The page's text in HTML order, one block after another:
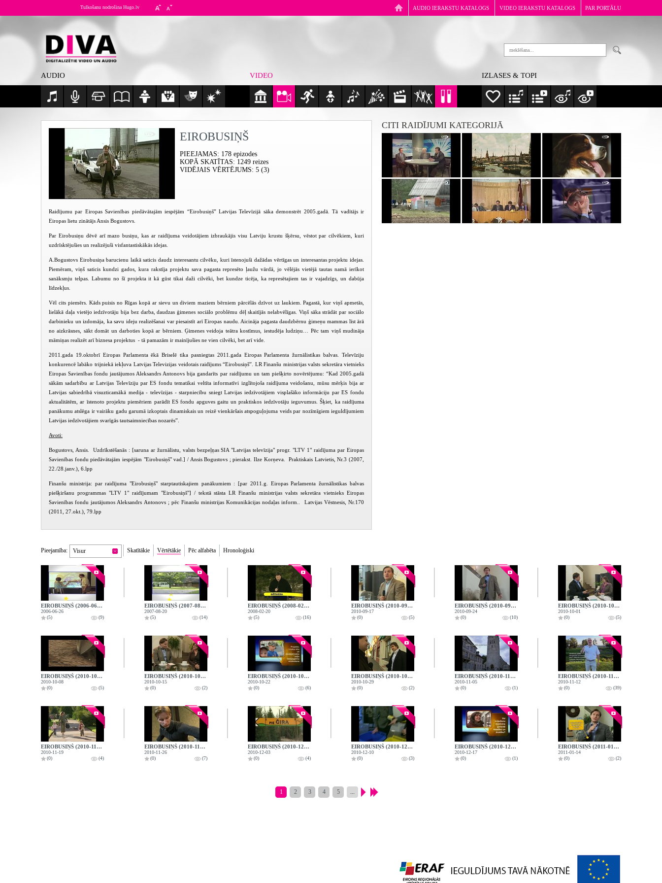
AUDIO IERAKSTU KATALOGS VIDEO IERAKSTU KATALOGS PAR PORTĀLU
Tulkošanu nodrošina Hugo.lv
AUDIO VIDEO IZLASES & TOPI
EIROBUSIŅŠ
PIEEJAMAS: 178 epizodes
KOPĀ SKATĪTAS: 1249 reizes
VIDĒJAIS VĒRTĒJUMS: 5 (3)
Raidījumu par Eiropas Savienības piedāvātajām iespējām “Eirobusiņš” Latvijas Televīzijā sāka demonstrēt 2005.gadā. Tā vadītājs ir
Eiropas lietu zinātājs Ansis Bogustovs.
Par Eirobusiņu dēvē arī mazo busiņu, kas ar raidījuma veidotājiem izbraukājis visu Latviju krustu šķērsu, vēstot par cilvēkiem, kuri
uzdrīsktējušies un realizējuši visfantastiskākās idejas.
A.Bogustovs Eirobusiņa barucienu laikā saticis daudz interesantu cilvēku, kuri īstenojuši dažādas vērtīgas un interesantas projektu idejas.
Piemēram, viņš saticis kundzi gados, kura rakstīja projektu sava pagasta represēto ļaužu vārdā, jo vēlējās vietējā tautas namā ierīkot
sanāksmju telpas. Labumu no šī projekta it kā gūst tikai daži cilvēki, bet kundze ticēja, ka represētajiem tas ir vajadzīgs, un dabūja
līdzekļus.
Vēl cits piemērs. Kāds puisis no Rīgas kopā ar sievu un diviem maziem bērniem pārcēlās dzīvot uz laukiem. Pagastā, kur viņš apmetās,
lielākā daļa vietējo iedzīvotāju bija bez darba, daudzas ģimenes sociālo problēmu dēļ skaitījās nelabvēlīgas. Viņš sāka strādāt par sociālo
darbinieku un izdomāja, ka savu ideju realizēšanai var piesaistīt arī Eiropas naudu. Aicināja pagasta daudzbērnu ģimeņu mammas līst ārā
no aizkrāsnes, sākt domāt un darboties kopā ar bērniem. Ģimenes veidoja teātra kostīmus, iestudēja ludziņu… Pēc tam viņš mudināja
māmiņas realizēt arī biznesa projektus - tā pamazām ir mainījušies ne vien cilvēki, bet arī vide.
2011.gada 19.oktobrī Eiropas Parlamenta ēkā Briselē tika pasniegtas 2011.gada Eiropas Parlamenta žurnālistikas balvas. Televīziju
konkurencē labāko trijniekā iekļuva Latvijas Televizijas veidotais raidījums “Eirobusiņš”. LR Finanšu ministrijas valsts sekretāra vietnieks
Eiropas Savienības fondu jautājumos Aleksandrs Antonovs bija gandarīts par raidījumu un tam piešķirto novērtējumu: “Kad 2005.gadā
sākām sadarbību ar Latvijas Televīziju par ES fondu tematikai veltīta informatīvi izglītojoša raidījuma veidošanu, mūsu mērķis bija ar
Latvijas sabiedrībā visuzticamākā medija - televīzijas - starpniecību sniegt Latvijas iedzīvotājiem visplašāko informāciju par ES fondu
aktualitātēm, ar īstenoto projektu piemēriem parādīt ES fondu apguves gaitu un praktiskos iedzīvotāju ieguvumus. Šķiet, ka raidījuma
panākumu atslēga ir vairāku gadu garumā izkoptais dinamiskais un reizē vienkāršais atspoguļojuma veids par nozīmīgiem ieguldījumiem
Latvijas iedzīvotājiem svarīgās tautsaimniecības nozarēs”.
Avoti:
Bogustovs, Ansis. Uzdrīkstēšanās : [saruna ar žurnālistu, valsts bezpeļņas SIA "Latvijas televīzija" progr. "LTV 1" raidījuma par Eiropas
Savienības fondu piedāvātajām iespējām "Eirobusiņš" vad.] / Ansis Bogustovs ; pierakst. Ilze Korņeva. Praktiskais Latvietis, Nr.3 (2007,
22./28.janv.), 6.lpp
Finanšu ministrija: par raidījuma "Eirobusiņš" starptautiskajiem panākumiem : [par 2011.g. Eiropas Parlamenta žurnālistikas balvas
piešķiršanu programmas "LTV 1" raidījumam "Eirobusiņš"] / tekstā stāsta LR Finanšu ministrijas valsts sekretāra vietnieks Eiropas
Savienības fondu jautājumos Aleksandrs Antonovs ; pēc Finanšu ministrijas Komunikācijas nodaļas inform.. Latvijas Vēstnesis, Nr.170
(2011, 27.okt.), 79.lpp
CITI RAIDĪJUMI KATEGORIJĀ
Pieejamība: Visur Skatītākie Vērtētākie Pēc alfabēta Hronoloģiski
EIROBUSIŅŠ (2006-06-26)
2006-06-26
(5)
(9)
EIROBUSIŅŠ (2007-08-20)
2007-08-20
(5)
(14)
EIROBUSIŅŠ (2008-02-20)
2008-02-20
(5)
(16)
EIROBUSIŅŠ (2010-09-17)
2010-09-17
(0)
(5)
EIROBUSIŅŠ (2010-09-24)
2010-09-24
(0)
(10)
EIROBUSIŅŠ (2010-10-01)
2010-10-01
(0)
(5)
EIROBUSIŅŠ (2010-10-08)
2010-10-08
(0)
(5)
EIROBUSIŅŠ (2010-10-15)
2010-10-15
(0)
(2)
EIROBUSIŅŠ (2010-10-22)
2010-10-22
(0)
(6)
EIROBUSIŅŠ (2010-10-29)
2010-10-29
(0)
(2)
EIROBUSIŅŠ (2010-11-05)
2010-11-05
(0)
(1)
EIROBUSIŅŠ (2010-11-12)
2010-11-12
(0)
(39)
EIROBUSIŅŠ (2010-11-19)
2010-11-19
(0)
(4)
EIROBUSIŅŠ (2010-11-26)
2010-11-26
(0)
(7)
EIROBUSIŅŠ (2010-12-03)
2010-12-03
(0)
(4)
EIROBUSIŅŠ (2010-12-10)
2010-12-10
(0)
(3)
EIROBUSIŅŠ (2010-12-17)
2010-12-17
(0)
(1)
EIROBUSIŅŠ (2011-01-14)
2011-01-14
(0)
(2)
1 2 3 4 5 ...